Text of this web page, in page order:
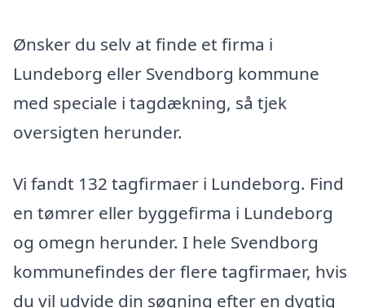
Ønsker du selv at finde et firma i
Lundeborg eller Svendborg kommune
med speciale i tagdækning, så tjek
oversigten herunder.
Vi fandt 132 tagfirmaer i Lundeborg. Find
en tømrer eller byggefirma i Lundeborg
og omegn herunder. I hele Svendborg
kommunefindes der flere tagfirmaer, hvis
du vil udvide din søgning efter en dygtig